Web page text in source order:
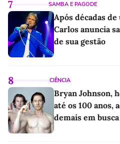
7 SAMBA E PAGODE
Após décadas
Carlos anuncia
de sua gestão
8 CIÊNCIA
Bryan Johnson,
até os 100 anos,
demais em